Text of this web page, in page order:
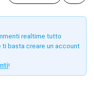
realtime tutto
ti basta creare un account
!